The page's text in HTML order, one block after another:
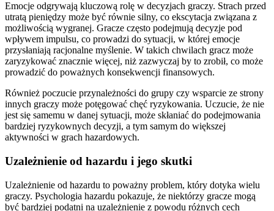
Emocje odgrywają kluczową rolę w decyzjach graczy. Strach przed
utratą pieniędzy może być równie silny, co ekscytacja związana z
możliwością wygranej. Gracze często podejmują decyzje pod
wpływem impulsu, co prowadzi do sytuacji, w której emocje
przysłaniają racjonalne myślenie. W takich chwilach gracz może
zaryzykować znacznie więcej, niż zazwyczaj by to zrobił, co może
prowadzić do poważnych konsekwencji finansowych.
Również poczucie przynależności do grupy czy wsparcie ze strony
innych graczy może potęgować chęć ryzykowania. Uczucie, że nie
jest się samemu w danej sytuacji, może skłaniać do podejmowania
bardziej ryzykownych decyzji, a tym samym do większej
aktywności w grach hazardowych.
Uzależnienie od hazardu i jego skutki
Uzależnienie od hazardu to poważny problem, który dotyka wielu
graczy. Psychologia hazardu pokazuje, że niektórzy gracze mogą
być bardziej podatni na uzależnienie z powodu różnych cech